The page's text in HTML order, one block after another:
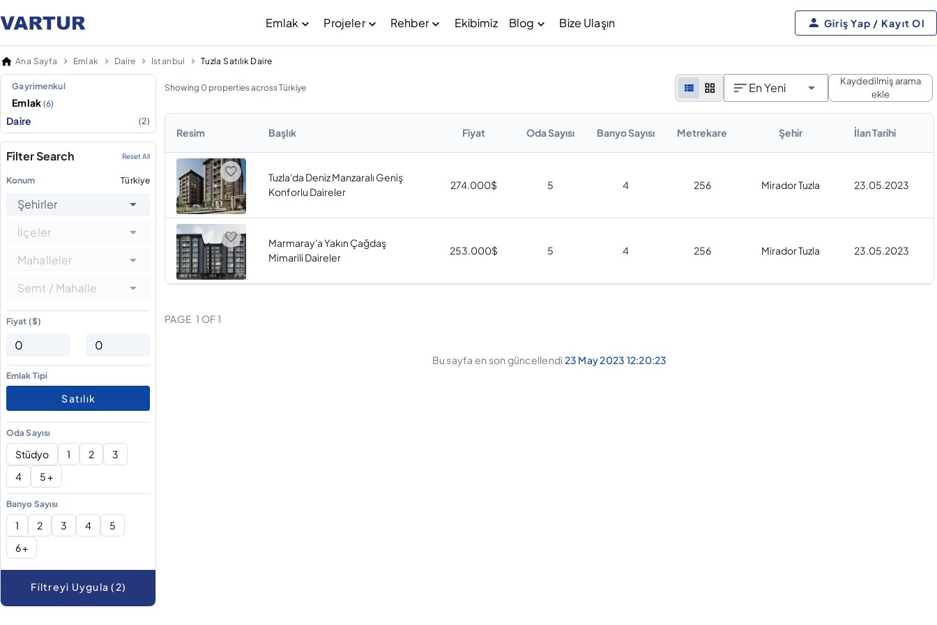
Emlak Projeler Rehber Ekibimiz Blog Bize Ulaşın Giriş Yap / Kayıt Ol
Ana Sayfa Emlak Daire Istanbul Tuzla Satılık Daire
Gayrimenkul
Emlak (6)
Daire (2)
Filter Search Reset All
Konum Türkiye
Şehirler
İlçeler
Mahalleler
Semt / Mahalle
Fiyat ($)
Emlak Tipi
Satılık
Oda Sayısı
Stüdyo 1 2
3
4
5 +
Banyo Sayısı
1 2 3 4
5
6 +
Filtreyi Uygula (2)
Showing 0 properties across Türkiye En Yeni
Kaydedilmiş arama
ekle
Resim Başlık Fiyat Oda Sayısı Banyo Sayısı Metrekare Şehir İlan Tarihi
Tuzla'da Deniz Manzaralı Geniş
Konforlu Daireler
274.000$ 5 4 256 Mirador Tuzla 23.05.2023
Marmaray'a Yakın Çağdaş
Mimarili Daireler
253.000$ 5 4 256 Mirador Tuzla 23.05.2023
PAGE 1 OF1
Bu sayfa en son güncellendi 23 May 2023 12:20:23